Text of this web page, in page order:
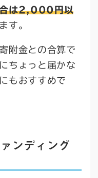
合は2,000円以
す。
附金との合算で
ちょっと届かな
もおすすめで
ンディング